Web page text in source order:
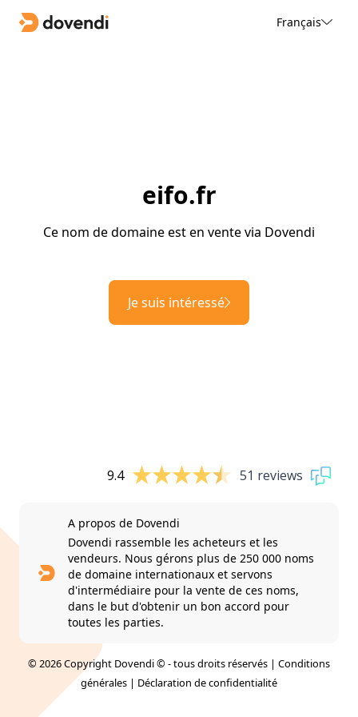
Français
eifo.fr
Ce nom de domaine est en vente via Dovendi
Je suis intéressé
9.4 51 reviews
A propos de Dovendi
Dovendi rassemble les acheteurs et les
vendeurs. Nous gérons plus de 250 000 noms
de domaine internationaux et servons
d'intermédiaire pour la vente de ces noms,
dans le but d'obtenir un bon accord pour
toutes les parties.
© 2026 Copyright Dovendi © - tous droits réservés | Conditions
générales | Déclaration de confidentialité